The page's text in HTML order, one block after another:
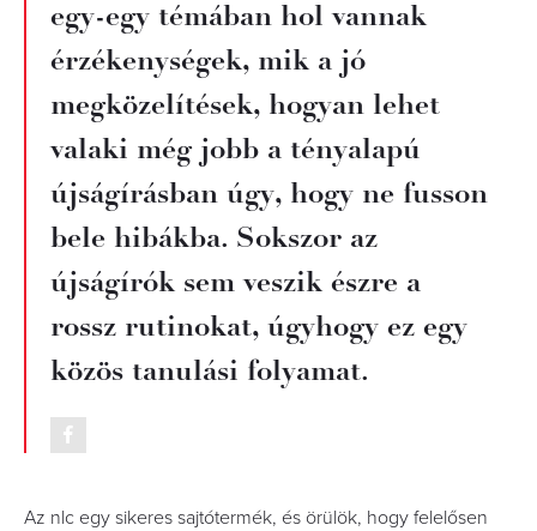
egy-egy témában hol vannak
érzékenységek, mik a jó
megközelítések, hogyan lehet
valaki még jobb a tényalapú
újságírásban úgy, hogy ne fusson
bele hibákba. Sokszor az
újságírók sem veszik észre a
rossz rutinokat, úgyhogy ez egy
közös tanulási folyamat.
Az nlc egy sikeres sajtótermék, és örülök, hogy felelősen